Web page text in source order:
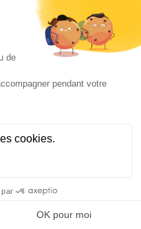
de Marbella
enterrement de vie de garçon
passionnante à la Marina